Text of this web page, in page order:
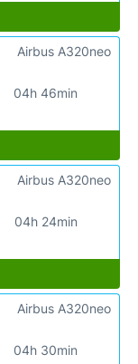
04h 46min
Airbus A320neo
04h 24min
Airbus A320neo
04h 30min
Airbus A320neo